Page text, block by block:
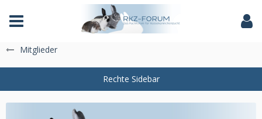
Das Fachforum der Rassekaninchenzucht
Mitglieder